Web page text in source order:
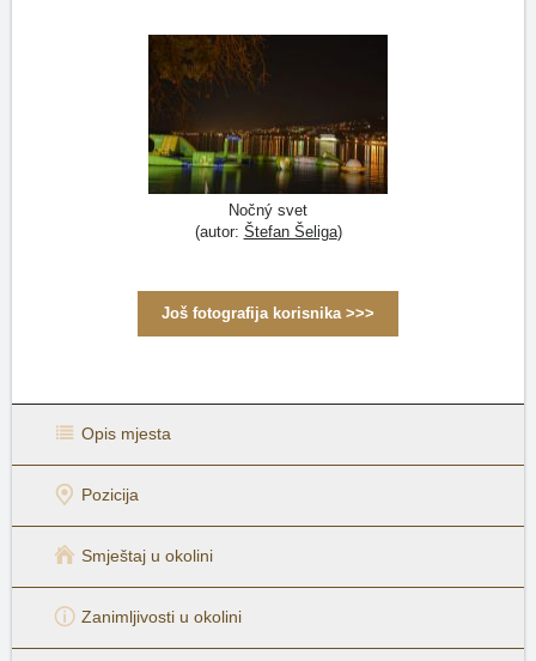
Nočný svet
(autor: Štefan Šeliga)
Još fotografija korisnika >>>
Opis mjesta
Pozicija
Smještaj u okolini
Zanimljivosti u okolini